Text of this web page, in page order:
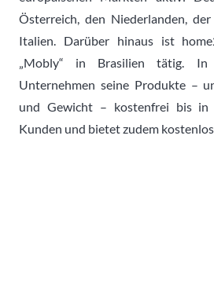
Österreich, den Niederlanden,
Italien. Darüber hinaus ist
„Mobly“ in Brasilien tätig.
Unternehmen seine Produkte –
und Gewicht – kostenfrei bis in
Kunden und bietet zudem